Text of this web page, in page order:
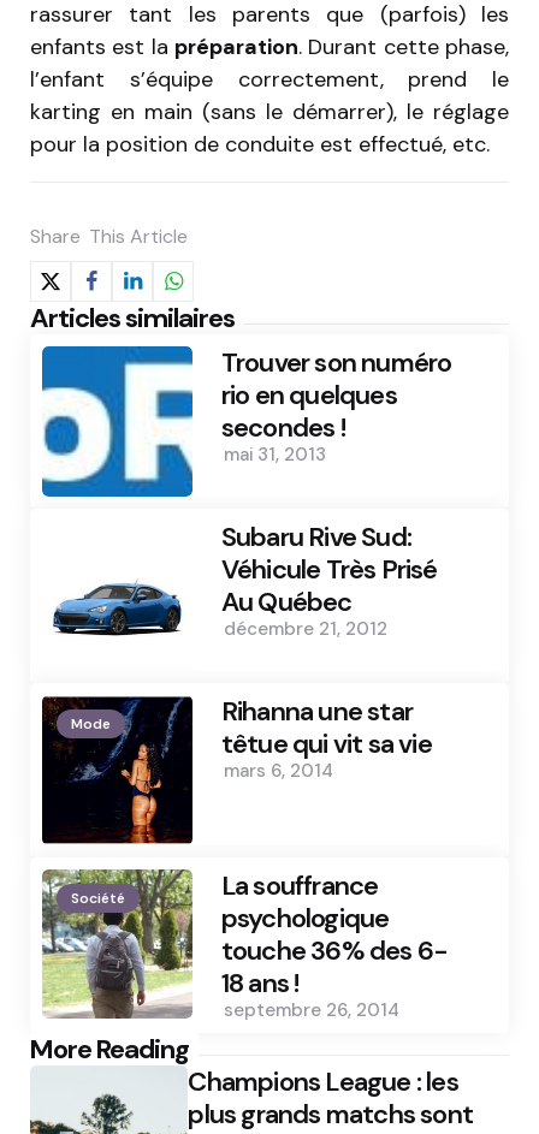
rassurer tant les parents que (parfois) les
enfants est la préparation. Durant cette phase,
l’enfant s’équipe correctement, prend le
karting en main (sans le démarrer), le réglage
pour la position de conduite est effectué, etc.
Share This Article
Articles similaires
Trouver son numéro
rio en quelques
secondes !
mai 31, 2013
Subaru Rive Sud:
Véhicule Très Prisé
Au Québec
décembre 21, 2012
Mode
Rihanna une star
têtue qui vit sa vie
mars 6, 2014
Société
La souffrance
psychologique
touche 36% des 6-
18 ans !
septembre 26, 2014
More Reading
Post
navigation
Champions League : les
plus grands matchs sont